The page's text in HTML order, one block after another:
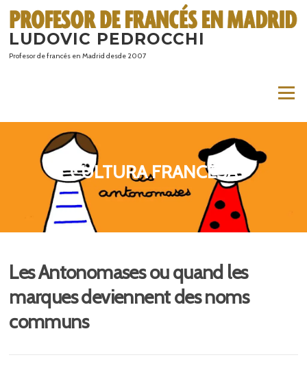
contenido
LUDOVIC PEDROCCHI
Profesor de francés en Madrid desde 2007
Menú
CULTURA FRANCESA
Les Antonomases ou quand les
marques deviennent des noms
communs